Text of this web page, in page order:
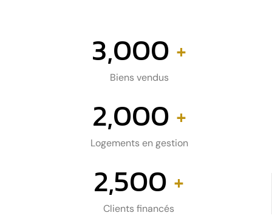
3,000 +
Biens vendus
2,000 +
Logements en gestion
2,500 +
Clients financés